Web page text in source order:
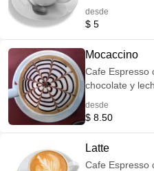
desde
$ 5
Mocaccino
Cafe Espresso
chocolate y
desde
$ 8.50
Latte
Cafe Espresso